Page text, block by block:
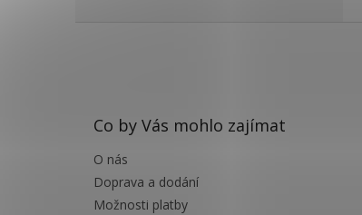
Co by Vás mohlo zajímat
O nás
Doprava a dodání
Možnosti platby